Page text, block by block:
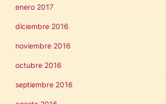
enero 2017
diciembre 2016
noviembre 2016
octubre 2016
septiembre 2016